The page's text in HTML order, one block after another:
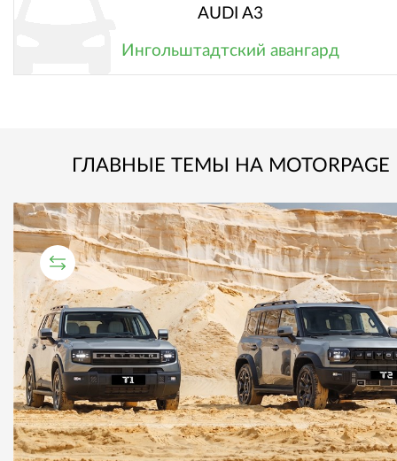
AUDI A3
Ингольштадтский авангард
ГЛАВНЫЕ ТЕМЫ НА MOTORPAGE
СРАВНИТЕЛЬНЫЙ ТЕСТ